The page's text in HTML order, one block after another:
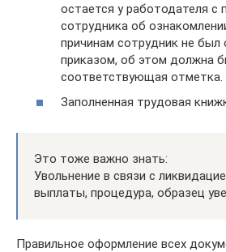
остается у работодателя с
сотрудника об
причинам сотрудник не был
приказом, об этом должна
соответствующая отметка.
Заполненная трудовая
Это тоже важно знать:
Увольнение в связи с
выплаты, процедура, образец
Правильное оформление всех